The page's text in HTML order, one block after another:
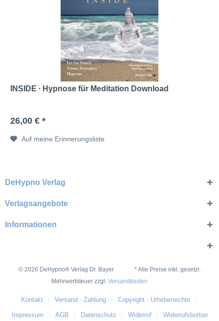
INSIDE ∙ Hypnose für Meditation Download
26,00 € *
Auf meine Erinnerungsliste
DeHypno Verlag
Verlagsangebote
Informationen
© 2026 DeHypno® Verlag Dr. Bayer * Alle Preise inkl. gesetzl.
Mehrwertsteuer zzgl. Versandkosten
Kontakt Versand · Zahlung Copyright · Urheberrechte
Impressum AGB Datenschutz Widerruf Widerrufsbutton